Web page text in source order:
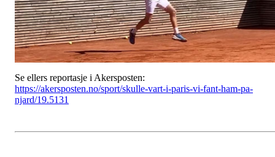
Se ellers reportasje i Akersposten:
https://akersposten.no/sport/skulle-vart-i-paris-vi-fant-ham-pa-
njard/19.5131